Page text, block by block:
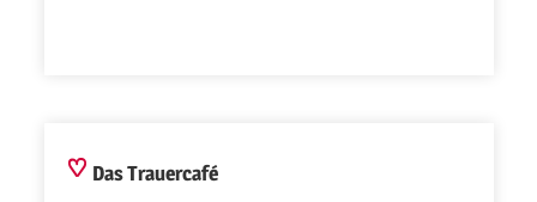
Das Trauercafé